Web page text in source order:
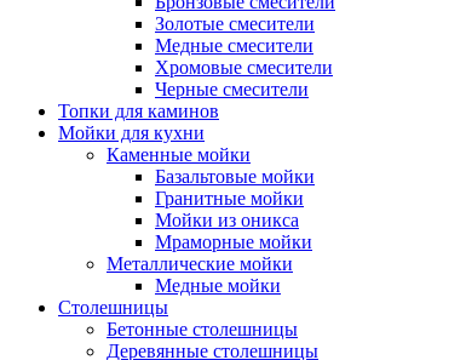
Золотые смесители
Медные смесители
Хромовые смесители
Черные смесители
Топки для каминов
Мойки для кухни
Каменные мойки
Базальтовые мойки
Гранитные мойки
Мойки из оникса
Мраморные мойки
Металлические мойки
Медные мойки
Столешницы
Бетонные столешницы
Деревянные столешницы